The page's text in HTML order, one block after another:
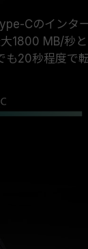
Cのインタ
1800 MB/秒
も20秒程度で